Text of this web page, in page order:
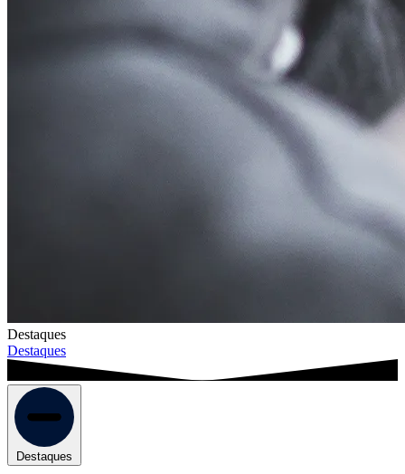
Destaques
Destaques
Destaques